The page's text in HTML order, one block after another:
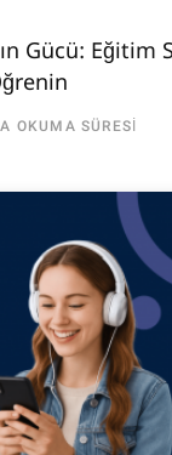
Gücü: Eğitim
OKUMA SÜRESI